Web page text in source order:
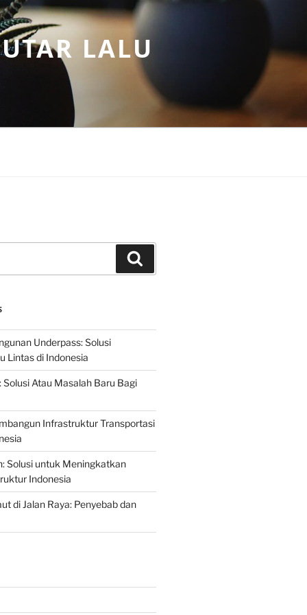
LALU
Underpass: Solusi
Lintas di Indonesia
Solusi Atau Masalah Baru Bagi
Infrastruktur Transportasi
Solusi untuk Meningkatkan
Indonesia
di Jalan Raya: Penyebab dan